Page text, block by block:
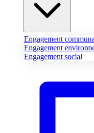
Engagement
Engagement
Engagement social